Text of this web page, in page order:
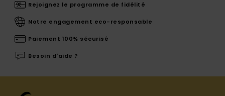
Rejoignez le programme de fidélité
Notre engagement eco-responsable
Paiement 100% sécurisé
Besoin d'aide ?